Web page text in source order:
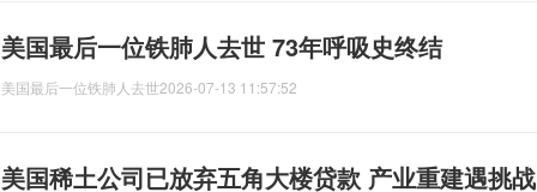
美国最后一位铁肺人去世 73年呼吸史终结
美国最后一位铁肺人去世2026-07-13 11:57:52
美国稀土公司已放弃五角大楼贷款 产业重建遇挑战